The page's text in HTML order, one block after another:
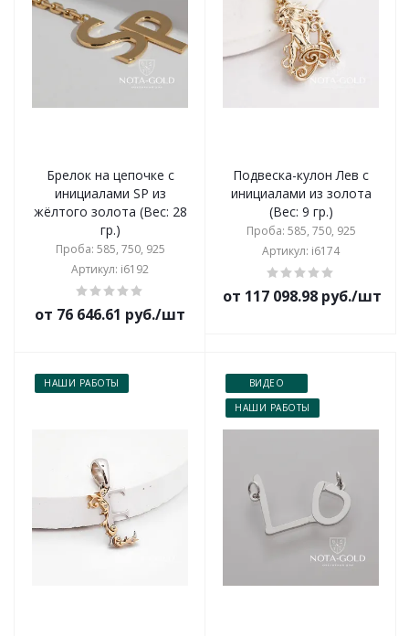
Брелок на цепочке с
инициалами SP из
жёлтого золота (Вес: 28
гр.)
Проба: 585, 750, 925
Артикул: i6192
от 76 646.61 руб./шт
Подвеска-кулон Лев с
инициалами из золота
(Вес: 9 гр.)
Проба: 585, 750, 925
Артикул: i6174
от 117 098.98 руб./шт
НАШИ РАБОТЫ
ВИДЕО
НАШИ РАБОТЫ